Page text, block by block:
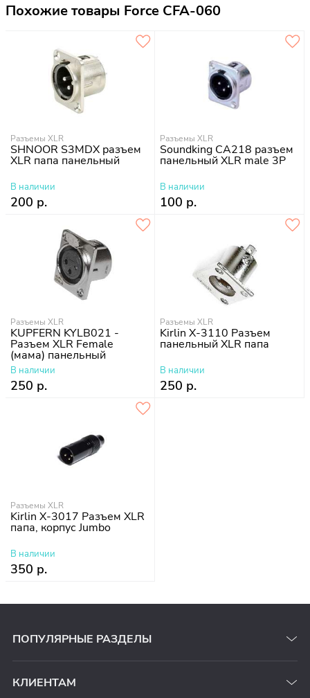
Похожие товары Force CFA-060
Разъемы XLR
SHNOOR S3MDX разъем
XLR папа панельный
В наличии
200 р.
Разъемы XLR
Soundking CA218 разъем
панельный XLR male 3P
В наличии
100 р.
Разъемы XLR
KUPFERN KYLB021 -
Разъем XLR Female
(мама) панельный
В наличии
250 р.
Разъемы XLR
Kirlin X-3110 Разъем
панельный XLR папа
В наличии
250 р.
Разъемы XLR
Kirlin X-3017 Разъем XLR
папа, корпус Jumbo
В наличии
350 р.
ПОПУЛЯРНЫЕ РАЗДЕЛЫ
КЛИЕНТАМ